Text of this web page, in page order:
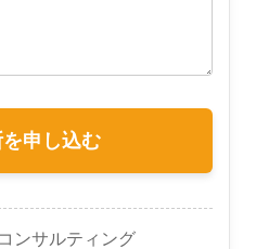
ンサルティング